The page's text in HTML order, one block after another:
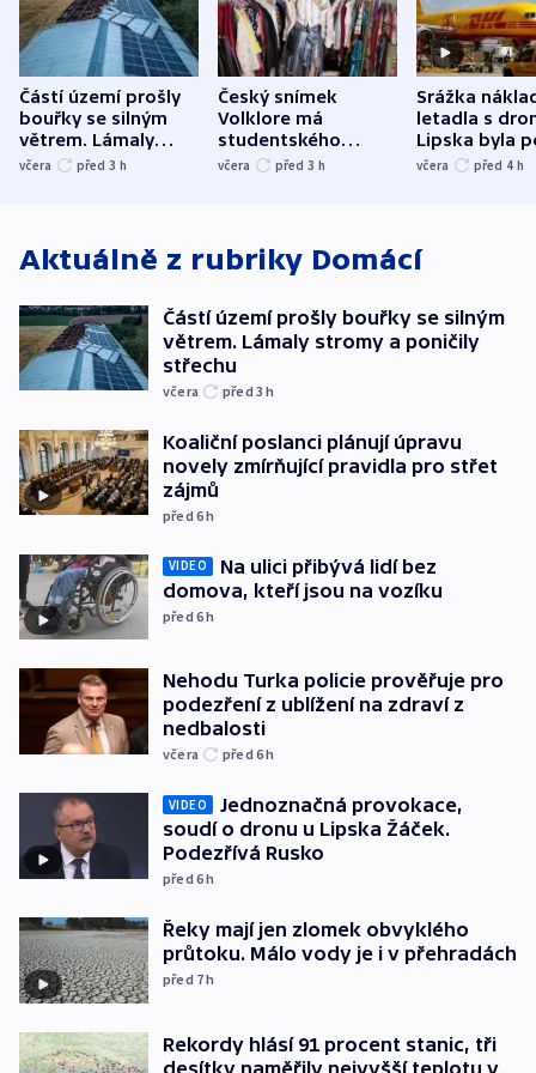
Částí území prošly
bouřky se silným
větrem. Lámaly
stromy a poničily
včera před 3 h
Český snímek
Volklore má
studentského
Oscara, zabojuje o
včera před 3 h
Srážka
letadla s
Lipska byla
německého
včera před 4 h
Aktuálně z rubriky Domácí
Částí území prošly bouřky se silným
větrem. Lámaly stromy a poničily
střechu
včera před 3h
Koaliční poslanci plánují úpravu
novely zmírňující pravidla pro střet
zájmů
před 6h
VIDEO
Na ulici přibývá lidí bez
domova, kteří jsou na vozíku
před 6h
Nehodu Turka policie prověřuje pro
podezření z ublížení na zdraví z
nedbalosti
včera před 6h
VIDEO
Jednoznačná provokace,
soudí o dronu u Lipska Žáček.
Podezřívá Rusko
před 6h
Řeky mají jen zlomek obvyklého
průtoku. Málo vody je i v přehradách
před 7h
Rekordy hlásí 91 procent stanic, tři
desítky naměřily nejvyšší teplotu v